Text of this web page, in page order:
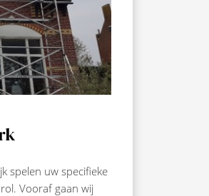
spelen uw specifieke
Vooraf gaan wij